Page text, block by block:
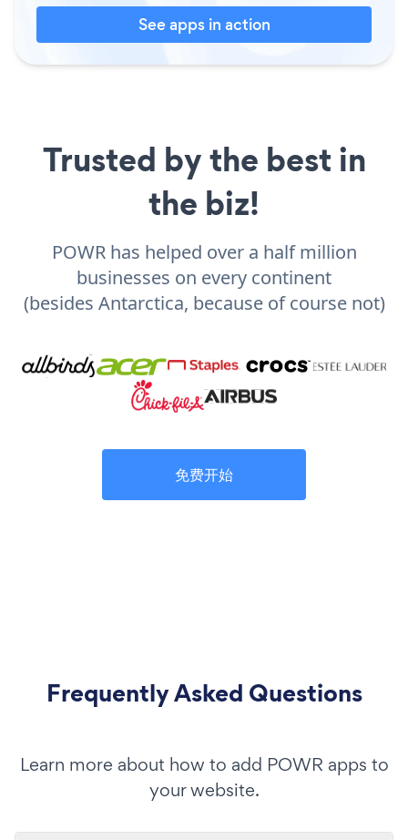
See apps in action
Trusted by the best in
the biz!
POWR has helped over a half million
businesses on every continent
(besides Antarctica, because of course not)
免费开始
Frequently Asked Questions
Learn more about how to add POWR apps to
your website.